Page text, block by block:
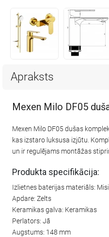
Apraksts
Mexen Milo DF05
Mexen Milo DF05 dušas
kas izstaro luksusa izjūtu.
un ir regulējams montāžas
Produkta specifikācija:
Izlietnes baterijas materiāls:
Apdare: Zelts
Keramikas galva: Keramikas
Perlators: Jā
Augstums: 148 mm